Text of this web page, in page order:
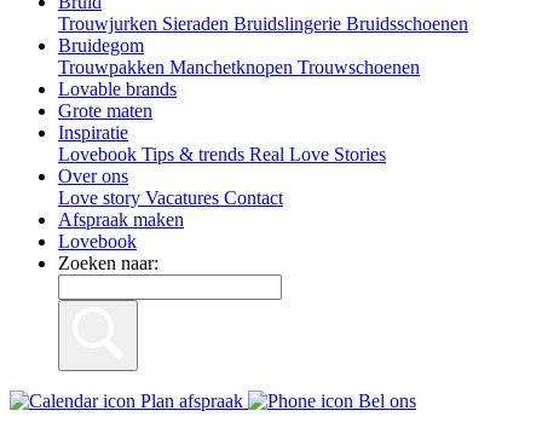
Trouwjurken Sieraden Bruidslingerie Bruidsschoenen
Bruidegom
Trouwpakken Manchetknopen Trouwschoenen
Lovable brands
Grote maten
Inspiratie
Lovebook Tips & trends Real Love Stories
Over ons
Love story Vacatures Contact
Afspraak maken
Lovebook
Zoeken naar:
Plan afspraak Bel ons